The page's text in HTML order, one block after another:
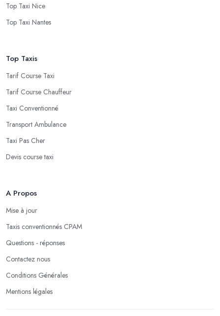
Top Taxi Nice
Top Taxi Nantes
Top Taxis
Tarif Course Taxi
Tarif Course Chauffeur
Taxi Conventionné
Transport Ambulance
Taxi Pas Cher
Devis course taxi
A Propos
Mise à jour
Taxis conventionnés CPAM
Questions - réponses
Contactez nous
Conditions Générales
Mentions légales